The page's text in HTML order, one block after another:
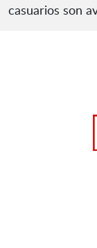
casuarios son